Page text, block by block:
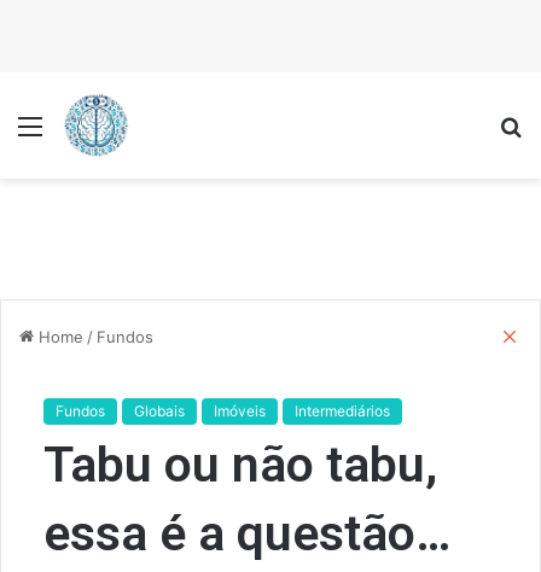
Menu
Home / Fundos
Fundos Globais Imóveis Intermediários
Tabu ou não tabu,
essa é a questão…